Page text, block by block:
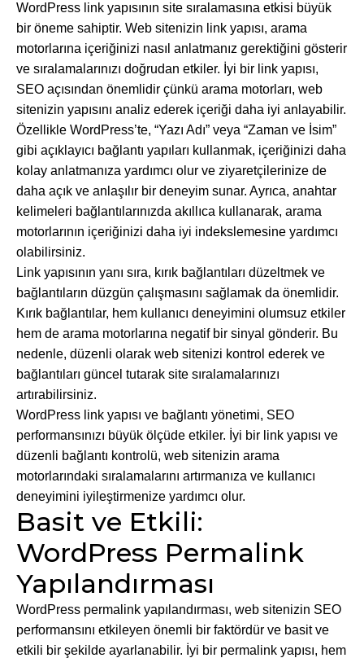
WordPress link yapısının site sıralamasına etkisi büyük
bir öneme sahiptir. Web sitenizin link yapısı, arama
motorlarına içeriğinizi nasıl anlatmanız gerektiğini gösterir
ve sıralamalarınızı doğrudan etkiler. İyi bir link yapısı,
SEO açısından önemlidir çünkü arama motorları, web
sitenizin yapısını analiz ederek içeriği daha iyi anlayabilir.
Özellikle WordPress’te, “Yazı Adı” veya “Zaman ve İsim”
gibi açıklayıcı bağlantı yapıları kullanmak, içeriğinizi daha
kolay anlatmanıza yardımcı olur ve ziyaretçilerinize de
daha açık ve anlaşılır bir deneyim sunar. Ayrıca, anahtar
kelimeleri bağlantılarınızda akıllıca kullanarak, arama
motorlarının içeriğinizi daha iyi indekslemesine yardımcı
olabilirsiniz.
Link yapısının yanı sıra, kırık bağlantıları düzeltmek ve
bağlantıların düzgün çalışmasını sağlamak da önemlidir.
Kırık bağlantılar, hem kullanıcı deneyimini olumsuz etkiler
hem de arama motorlarına negatif bir sinyal gönderir. Bu
nedenle, düzenli olarak web sitenizi kontrol ederek ve
bağlantıları güncel tutarak site sıralamalarınızı
artırabilirsiniz.
WordPress link yapısı ve bağlantı yönetimi, SEO
performansınızı büyük ölçüde etkiler. İyi bir link yapısı ve
düzenli bağlantı kontrolü, web sitenizin arama
motorlarındaki sıralamalarını artırmanıza ve kullanıcı
deneyimini iyileştirmenize yardımcı olur.
Basit ve Etkili:
WordPress Permalink
Yapılandırması
WordPress permalink yapılandırması, web sitenizin SEO
performansını etkileyen önemli bir faktördür ve basit ve
etkili bir şekilde ayarlanabilir. İyi bir permalink yapısı, hem